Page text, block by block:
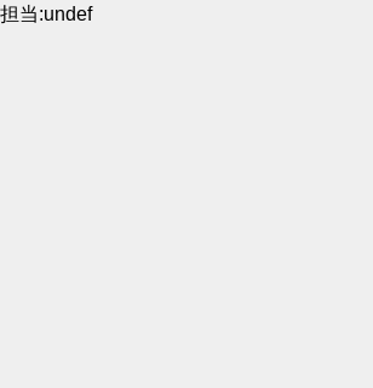
担当:undef